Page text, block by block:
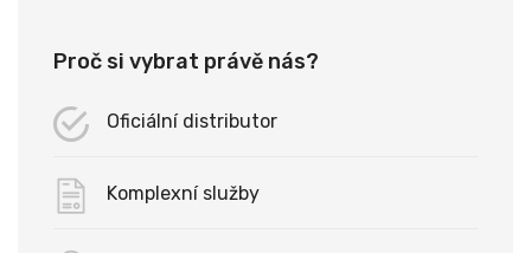
Proč si vybrat právě nás?
Oficiální distributor
Komplexní služby